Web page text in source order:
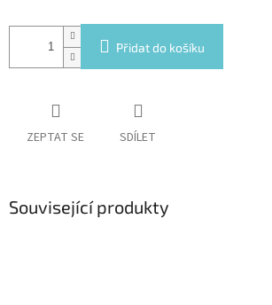
Přidat do košíku
ZEPTAT SE SDÍLET
Související produkty